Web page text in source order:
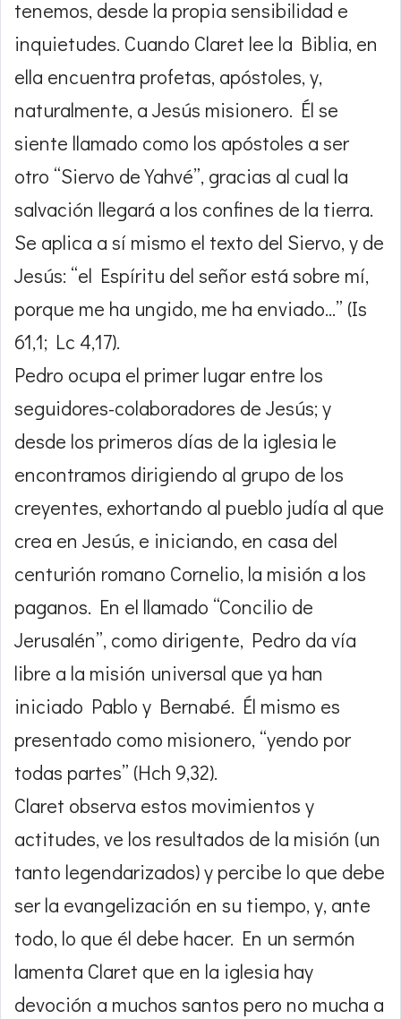
tenemos, desde la propia sensibilidad e
inquietudes. Cuando Claret lee la Biblia, en
ella encuentra profetas, apóstoles, y,
naturalmente, a Jesús misionero. Él se
siente llamado como los apóstoles a ser
otro “Siervo de Yahvé”, gracias al cual la
salvación llegará a los confines de la tierra.
Se aplica a sí mismo el texto del Siervo, y de
Jesús: “el Espíritu del señor está sobre mí,
porque me ha ungido, me ha enviado…” (Is
61,1; Lc 4,17).
Pedro ocupa el primer lugar entre los
seguidores-colaboradores de Jesús; y
desde los primeros días de la iglesia le
encontramos dirigiendo al grupo de los
creyentes, exhortando al pueblo judía al que
crea en Jesús, e iniciando, en casa del
centurión romano Cornelio, la misión a los
paganos. En el llamado “Concilio de
Jerusalén”, como dirigente, Pedro da vía
libre a la misión universal que ya han
iniciado Pablo y Bernabé. Él mismo es
presentado como misionero, “yendo por
todas partes” (Hch 9,32).
Claret observa estos movimientos y
actitudes, ve los resultados de la misión (un
tanto legendarizados) y percibe lo que debe
ser la evangelización en su tiempo, y, ante
todo, lo que él debe hacer. En un sermón
lamenta Claret que en la iglesia hay
devoción a muchos santos pero no mucha a